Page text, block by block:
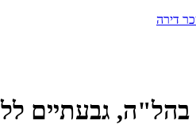
דירה
גבעתיים